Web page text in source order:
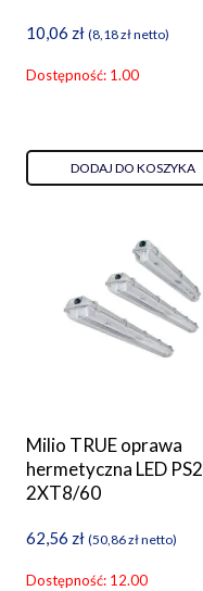
10,06 zł (8,18złnetto)
Dostępność: 1.00
DODAJ DO KOSZYKA
Milio TRUE oprawa
hermetyczna LED PS2
2XT8/60
62,56 zł (50,86złnetto)
Dostępność: 12.00